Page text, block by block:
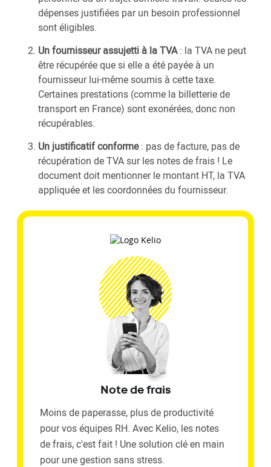
dépenses justifiées par un besoin professionnel
sont éligibles.
Un fournisseur assujetti à la TVA: la TVA ne peut
être récupérée que si elle a été payée à un
fournisseur lui-même soumis à cette taxe.
Certaines prestations (comme la billetterie de
transport en France) sont exonérées, donc non
récupérables.
Un justificatif conforme: pas de facture, pas de
récupération de TVA sur les notes de frais ! Le
document doit mentionner le montant HT, la TVA
appliquée et les coordonnées du fournisseur.
Note de frais
Moins de paperasse, plus de productivité
pour vos équipes RH. Avec Kelio, les notes
de frais, c'est fait ! Une solution clé en main
pour une gestion sans stress.